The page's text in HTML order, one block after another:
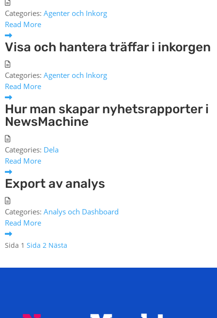
Categories: Agenter och Inkorg
Read More
Visa och hantera träffar i inkorgen
Categories: Agenter och Inkorg
Read More
Hur man skapar nyhetsrapporter i
NewsMachine
Categories: Dela
Read More
Export av analys
Categories: Analys och Dashboard
Read More
Sidnumrering
inlägg
Sida 1 Sida 2 Nästa